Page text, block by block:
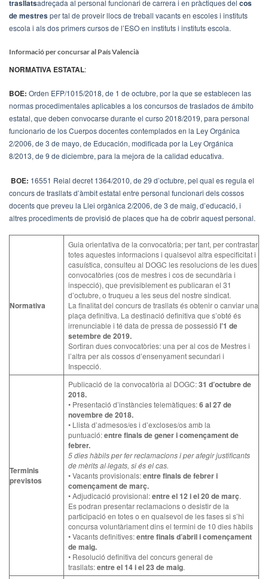
trasllatsadreçada al personal funcionari de carrera i en pràctiques del cos
de mestresper tal de proveir llocs de treball vacants en escoles i instituts
escola i als dos primers cursos de l’ESO en instituts i instituts escola.
Informació per concursar al País Valencià
NORMATIVA ESTATAL:
BOE: Orden EFP/1015/2018, de 1 de octubre, por la que se establecen las
normas procedimentales aplicables a los concursos de traslados de ámbito
estatal, que deben convocarse durante el curso 2018/2019, para personal
funcionario de los Cuerpos docentes contemplados en la Ley Orgánica
2/2006, de 3 de mayo, de Educación, modificada por la Ley Orgánica
8/2013, de 9 de diciembre, para la mejora de la calidad educativa.
BOE: 16551 Reial decret 1364/2010, de 29 d’octubre, pel qual es regula el
concurs de trasllats d’àmbit estatal entre personal funcionari dels cossos
docents que preveu la Llei orgànica 2/2006, de 3 de maig, d’educació, i
altres procediments de provisió de places que ha de cobrir aquest personal.
Normativa
Guia orientativa de la convocatòria; per tant, per contrastar
totes aquestes informacions i qualsevol altra especificitat i
casuística, consulteu al DOGC les resolucions de les dues
convocatòries (cos de mestres i cos de secundària i
inspecció), que previsiblement es publicaran el 31
d’octubre, o truqueu a les seus del nostre sindicat.
La finalitat del concurs de trasllats és obtenir o canviar una
plaça definitiva. La destinació definitiva que s’obté és
irrenunciable i té data de pressa de possessió l’1 de
setembre de 2019.
Sortiran dues convocatòries: una per al cos de Mestres i
l’altra per als cossos d’ensenyament secundari i
Inspecció.
Terminis
previstos
Publicació de la convocatòria al DOGC:31 d’octubre de
2018.
• Presentació d’instàncies telemàtiques:6 al 27 de
novembre de 2018.
• Llista d’admesos/es i d’excloses/os amb la
puntuació:entre finals de gener i començament de
febrer.
5 dies hàbils per fer reclamacions i per afegir justificants
de mèrits al·legats, si és el cas.
• Vacants provisionals:entre finals de febrer i
començament de març.
• Adjudicació provisional:entre el 12 i el 20 de març.
Es podran presentar reclamacions o desistir de la
participació en totes o en qualsevol de les fases si s’hi
concursa voluntàriament dins el termini de 10 dies hàbils
• Vacants definitives:entre finals d’abril i començament
de maig.
• Resolució definitiva del concurs general de
trasllats:entre el 14 i el 23 de maig.